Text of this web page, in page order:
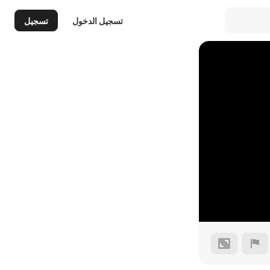
تسجيل الدخول تسجيل